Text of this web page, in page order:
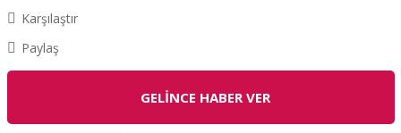
Karşılaştır
Paylaş
GELİNCE HABER VER